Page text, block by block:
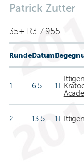
Patrick Zutter
35+ R3 7.955
RundeDatum
1 6.5 1L
2 13.5 1L